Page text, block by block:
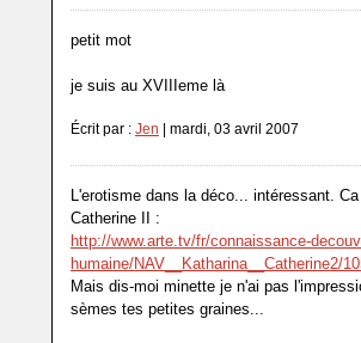
petit mot
je suis au XVIIIeme là
Écrit par : Jen | mardi, 03 avril 2007
L'erotisme dans la déco... intéressant.
Catherine II :
http://www.arte.tv/fr/connaissance-
humaine/NAV__Katharina__Catherine2/
Mais dis-moi minette je n'ai pas
sèmes tes petites graines...